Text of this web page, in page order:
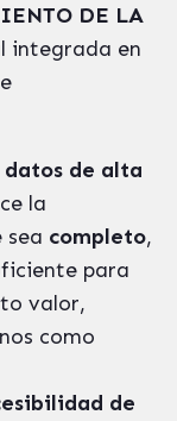
DE LA
integrada en
datos de alta
la
sea completo,
para
valor,
como
de